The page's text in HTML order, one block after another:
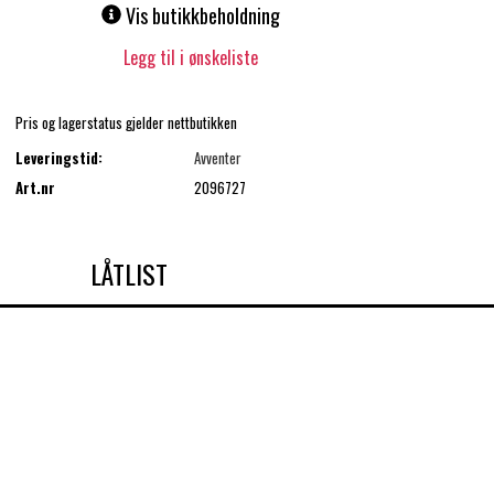
Vis butikkbeholdning
Legg til i ønskeliste
Pris og lagerstatus gjelder nettbutikken
Leveringstid:
Avventer
Art.nr
2096727
LÅTLIST